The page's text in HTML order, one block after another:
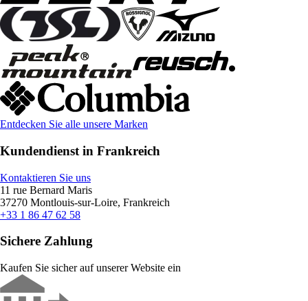
Entdecken Sie alle unsere Marken
Kundendienst in Frankreich
Kontaktieren Sie uns
11 rue Bernard Maris
37270 Montlouis-sur-Loire, Frankreich
+33 1 86 47 62 58
Sichere Zahlung
Kaufen Sie sicher auf unserer Website ein